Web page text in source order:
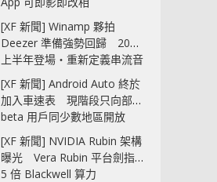
[XF 新聞] Winamp 夥拍
Deezer 準備強勢回歸 2027
上半年登場‧重新定義串流音
樂播放器
[XF 新聞] Android Auto 終於
加入車速表 現階段只向部分
beta 用戶同少數地區開放
[XF 新聞] NVIDIA Rubin 架構
曝光 Vera Rubin 平台劍指
5 倍 Blackwell 算力